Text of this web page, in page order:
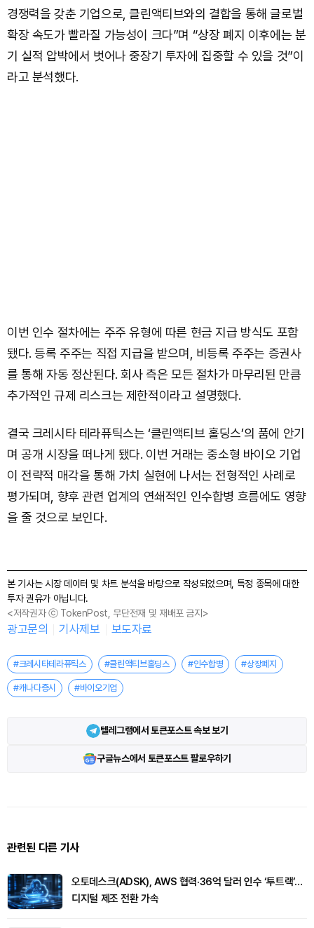
경쟁력을 갖춘 기업으로, 클린액티브와의 결합을 통해 글로벌
확장 속도가 빨라질 가능성이 크다”며 “상장 폐지 이후에는 분
기 실적 압박에서 벗어나 중장기 투자에 집중할 수 있을 것”이
라고 분석했다.
이번 인수 절차에는 주주 유형에 따른 현금 지급 방식도 포함
됐다. 등록 주주는 직접 지급을 받으며, 비등록 주주는 증권사
를 통해 자동 정산된다. 회사 측은 모든 절차가 마무리된 만큼
추가적인 규제 리스크는 제한적이라고 설명했다.
결국 크레시타 테라퓨틱스는 ‘클린액티브 홀딩스’의 품에 안기
며 공개 시장을 떠나게 됐다. 이번 거래는 중소형 바이오 기업
이 전략적 매각을 통해 가치 실현에 나서는 전형적인 사례로
평가되며, 향후 관련 업계의 연쇄적인 인수합병 흐름에도 영향
을 줄 것으로 보인다.
본 기사는 시장 데이터 및 차트 분석을 바탕으로 작성되었으며, 특정 종목에 대한
투자 권유가 아닙니다.
<저작권자 ⓒ TokenPost, 무단전재 및 재배포 금지>
광고문의 기사제보 보도자료
#크레시타테라퓨틱스 #클린액티브홀딩스 #인수합병 #상장폐지
#캐나다증시 #바이오기업
텔레그램에서 토큰포스트 속보 보기
구글뉴스에서 토큰포스트 팔로우하기
관련된 다른 기사
오토데스크(ADSK), AWS 협력·36억 달러 인수 ‘투트랙’…
디지털 제조 전환 가속